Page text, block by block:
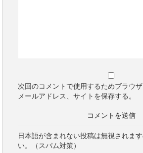
次回のコメントで使用するためブラウザ
メールアドレス、サイトを保存する。
日本語が含まれない投稿は無視されま
い。（スパム対策）